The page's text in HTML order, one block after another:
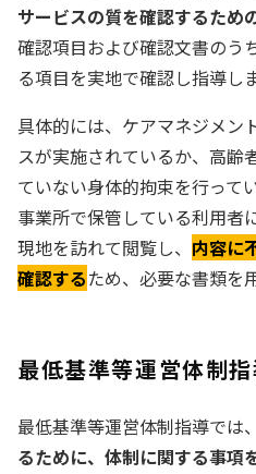
サービスの質を確認するため
確認項目および確認文書のう
る項目を実地で確認し指導しま
具体的には、ケアマネジメン
スが実施されているか、高齢
ていない身体的拘束を行って
事業所で保管している利用者
現地を訪れて閲覧し、 内容に
確認するため、必要な書類を
最低基準等運営体制
最低基準等運営体制指導では、
るために、体制に関する事項